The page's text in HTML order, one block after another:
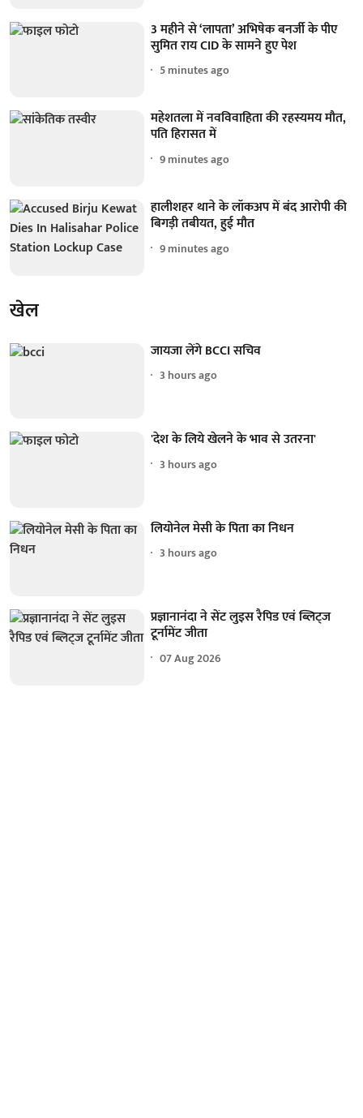
3 महीने से ‘लापता’ अभिषेक बनर्जी के पीए
सुमित राय CID के सामने हुए पेश
5 minutes ago
महेशतला में नवविवाहिता की रहस्यमय मौत,
पति हिरासत में
9 minutes ago
हालीशहर थाने के लॉकअप में बंद आरोपी की
बिगड़ी तबीयत, हुई मौत
9 minutes ago
खेल
जायजा लेंगे BCCI सचिव
3 hours ago
'देश के लिये खेलने के भाव से उतरना'
3 hours ago
लियोनेल मेसी के पिता का निधन
3 hours ago
प्रज्ञानानंदा ने सेंट लुइस रैपिड एवं ब्लिट्ज
टूर्नामेंट जीता
07 Aug 2026